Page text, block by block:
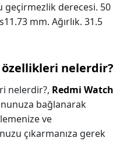
geçirmezlik derecesi. 50
mm. Ağırlık. 31.5
özellikleri nelerdir?
nelerdir?, Redmi Watch
bağlanarak
ve
çıkarmanıza gerek